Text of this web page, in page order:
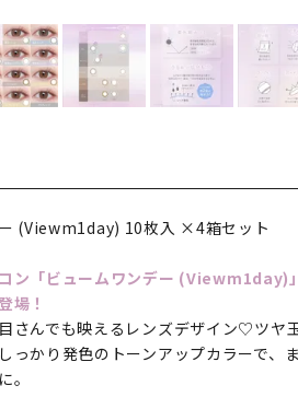
(Viewm1day) 10枚入 ×4箱セット
ン「ビュームワンデー (Viewm1day)
場！
さんでも映えるレンズデザイン♡ツヤ
っかり発色のトーンアップカラーで、
。